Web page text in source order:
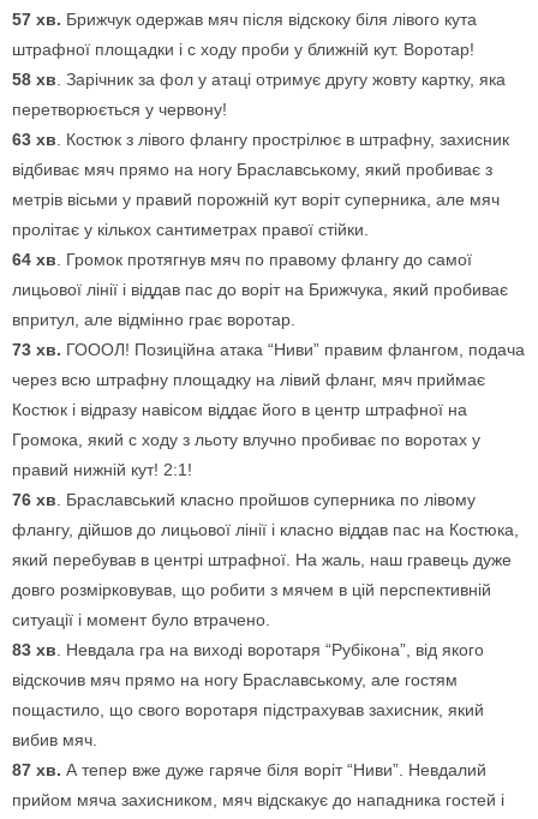
57 хв. Брижчук одержав мяч після відскоку біля лівого кута
штрафної площадки і с ходу проби у ближній кут. Воротар!
58 хв . Зарічник за фол у атаці отримує другу жовту картку, яка
перетворюється у червону!
63 хв . Костюк з лівого флангу прострілює в штрафну, захисник
відбиває мяч прямо на ногу Браславському, який пробиває з
метрів вісьми у правий порожній кут воріт суперника, але мяч
пролітає у кількох сантиметрах правої стійки.
64 хв . Громок протягнув мяч по правому флангу до самої
лицьової лінії і віддав пас до воріт на Брижчука, який пробиває
впритул, але відмінно грає воротар.
73 хв. ГОООЛ! Позиційна атака “Ниви” правим флангом, подача
через всю штрафну площадку на лівий фланг, мяч приймає
Костюк і відразу навісом віддає його в центр штрафної на
Громока, який с ходу з льоту влучно пробиває по воротах у
правий нижній кут! 2:1!
76 хв . Браславський класно пройшов суперника по лівому
флангу, дійшов до лицьової лінії і класно віддав пас на Костюка,
який перебував в центрі штрафної. На жаль, наш гравець дуже
довго розмірковував, що робити з мячем в цій перспективній
ситуації і момент було втрачено.
83 хв . Невдала гра на виході воротаря “Рубікона”, від якого
відскочив мяч прямо на ногу Браславському, але гостям
пощастило, що свого воротаря підстрахував захисник, який
вибив мяч.
87 хв. А тепер вже дуже гаряче біля воріт “Ниви”. Невдалий
прийом мяча захисником, мяч відскакує до нападника гостей і